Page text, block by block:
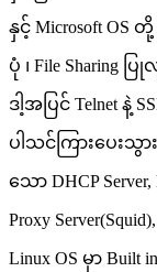
နှင့် Microsoft OS
ပုံ ၊ File Sharing
ဒါ့အပြင် Telnet နဲ့
ပါသင်ကြားပေးသွား
သော DHCP Server,
Proxy
Linux OS မှာ